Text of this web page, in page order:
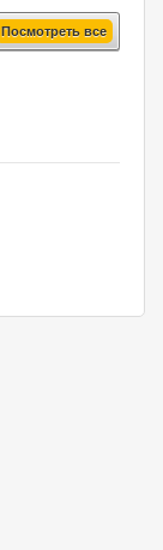
Посмотреть все